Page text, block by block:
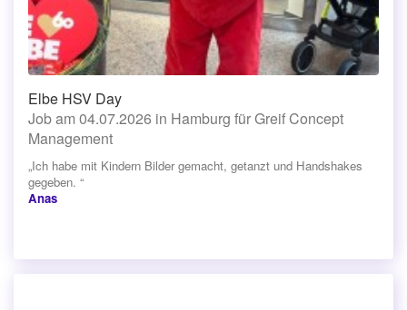
Elbe HSV Day
Job am 04.07.2026 in Hamburg für Greif Concept
Management
„Ich habe mit Kindern Bilder gemacht, getanzt und Handshakes
gegeben. “
Anas